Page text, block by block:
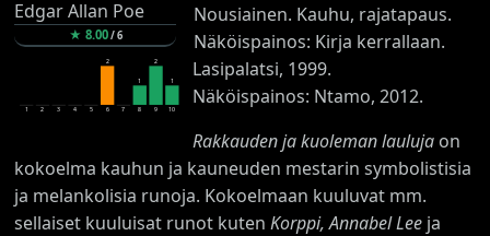
★ 8.00/6
1 2 3 4 5
2
6 7
1
8
2
9
1
10
Nousiainen. Kauhu, rajatapaus.
Näköispainos: Kirja kerrallaan.
Lasipalatsi, 1999.
Näköispainos: Ntamo, 2012.
Rakkauden ja kuoleman laulujaon
kokoelma kauhun ja kauneuden mestarin symbolistisia
ja melankolisia runoja. Kokoelmaan kuuluvat mm.
sellaiset kuuluisat runot kutenKorppi, Annabel Lee ja